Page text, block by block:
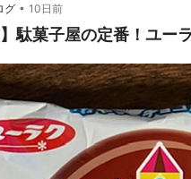
グ • 10日前
】駄菓子屋の定番！ユー